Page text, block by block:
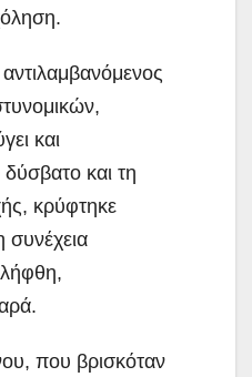
και
και τη
κρύφτηκε
που βρισκόταν